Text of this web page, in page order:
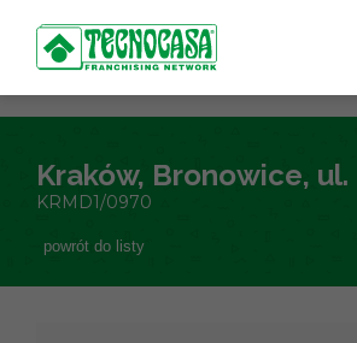
Kraków, Bronowice,
KRMD1/0970
powrót do listy